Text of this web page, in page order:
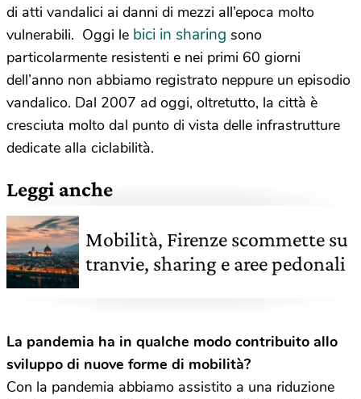
di atti vandalici ai danni di mezzi all’epoca molto
vulnerabili. Oggi le bici in sharing sono
particolarmente resistenti e nei primi 60 giorni
dell’anno non abbiamo registrato neppure un episodio
vandalico. Dal 2007 ad oggi, oltretutto, la città è
cresciuta molto dal punto di vista delle infrastrutture
dedicate alla ciclabilità.
Leggi anche
Mobilità, Firenze scommette su
tranvie, sharing e aree pedonali
La pandemia ha in qualche modo contribuito allo
sviluppo di nuove forme di mobilità?
Con la pandemia abbiamo assistito a una riduzione